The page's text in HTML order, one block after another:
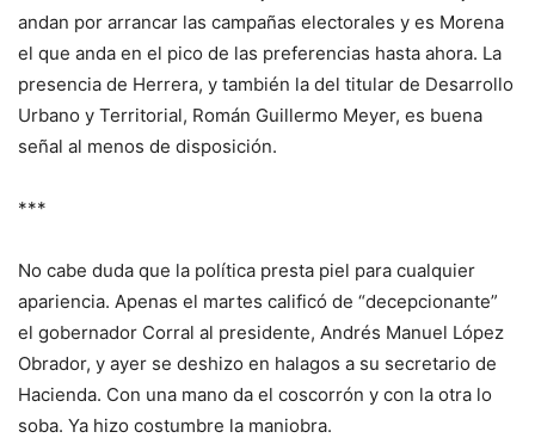
andan por arrancar las campañas electorales y es Morena
el que anda en el pico de las preferencias hasta ahora. La
presencia de Herrera, y también la del titular de Desarrollo
Urbano y Territorial, Román Guillermo Meyer, es buena
señal al menos de disposición.
***
No cabe duda que la política presta piel para cualquier
apariencia. Apenas el martes calificó de “decepcionante”
el gobernador Corral al presidente, Andrés Manuel López
Obrador, y ayer se deshizo en halagos a su secretario de
Hacienda. Con una mano da el coscorrón y con la otra lo
soba. Ya hizo costumbre la maniobra.